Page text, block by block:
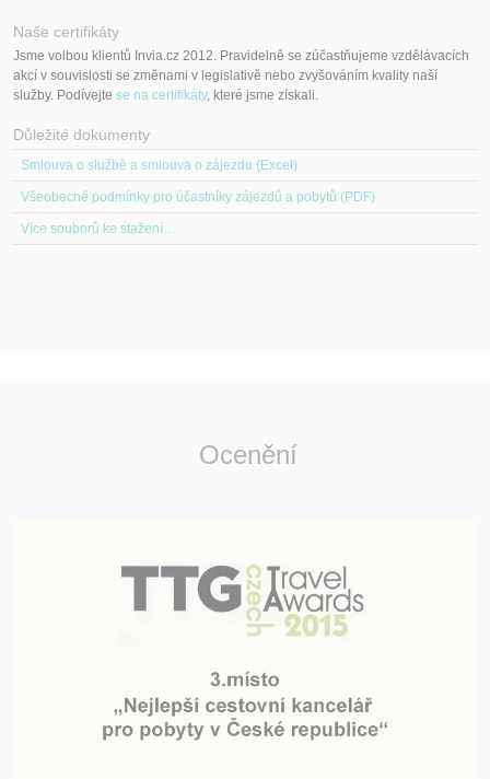
Naše certifikáty
Jsme volbou klientů Invia.cz 2012. Pravidelně se zúčastňujeme vzdělávacích
akcí v souvislosti se změnami v legislativě nebo zvyšováním kvality naší
služby. Podívejte se na certifikáty, které jsme získali.
Důležité dokumenty
Smlouva o službě a smlouva o zájezdu (Excel)
Všeobecné podmínky pro účastníky zájezdů a pobytů (PDF)
Více souborů ke stažení…
Ocenění